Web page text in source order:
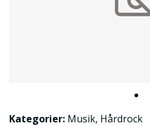
Kategorier: Musik, Hårdrock